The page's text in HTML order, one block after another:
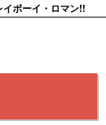
ボーイ・ロマン!!